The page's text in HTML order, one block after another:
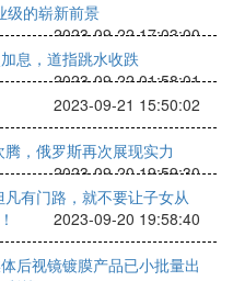
级的崭新前景
2023-09-22 17:03:00
息，道指跳水收跌
2023-09-22 01:58:01
2023-09-21 15:50:02
，俄罗斯再次展现实力
2023-09-20 19:59:30
有门路，就不要让子女从
2023-09-20 19:58:40
后视镜镀膜产品已小批量出